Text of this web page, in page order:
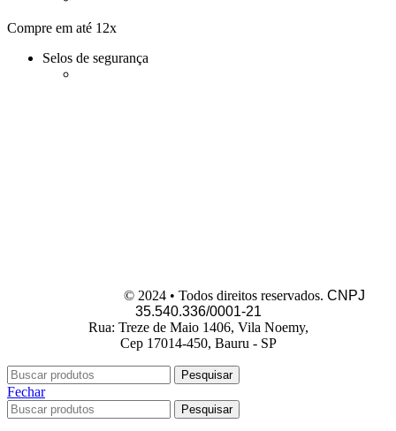
Compre em até 12x
Selos de segurança
© 2024 • Todos direitos reservados. CNPJ
35.540.336/0001-21
Rua: Treze de Maio 1406, Vila Noemy,
Cep 17014-450, Bauru - SP
Pesquisar
Fechar
Pesquisar